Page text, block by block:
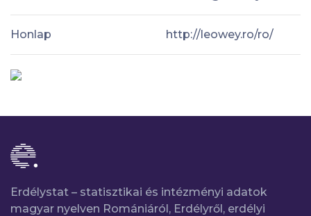
Honlap http://leowey.ro/ro/
Erdélystat – statisztikai és intézményi adatok
magyar nyelven Romániáról, Erdélyről, erdélyi